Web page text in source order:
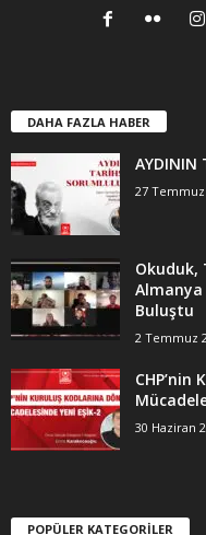
DAHA FAZLA HABER
AYDININ
27 Temmuz
Okuduk,
Almanya
Buluştu
2 Temmuz
CHP’nin
30 Haziran
POPÜLER KATEGORİLER